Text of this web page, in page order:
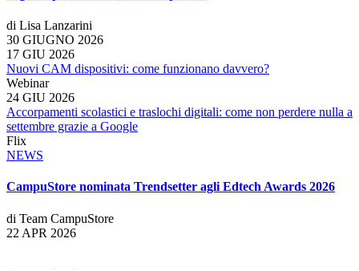
di Lisa Lanzarini
30 GIUGNO 2026
17 GIU 2026
Nuovi CAM dispositivi: come funzionano davvero?
Webinar
24 GIU 2026
Accorpamenti scolastici e traslochi digitali: come non perdere nulla a
settembre grazie a Google
Flix
NEWS
CampuStore nominata Trendsetter agli Edtech Awards 2026
di Team CampuStore
22 APR 2026